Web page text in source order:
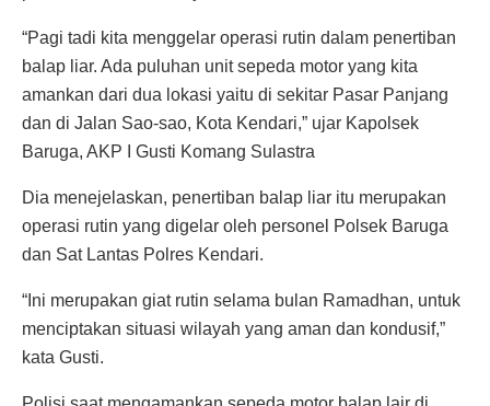
“Pagi tadi kita menggelar operasi rutin dalam penertiban
balap liar. Ada puluhan unit sepeda motor yang kita
amankan dari dua lokasi yaitu di sekitar Pasar Panjang
dan di Jalan Sao-sao, Kota Kendari,” ujar Kapolsek
Baruga, AKP I Gusti Komang Sulastra
Dia menejelaskan, penertiban balap liar itu merupakan
operasi rutin yang digelar oleh personel Polsek Baruga
dan Sat Lantas Polres Kendari.
“Ini merupakan giat rutin selama bulan Ramadhan, untuk
menciptakan situasi wilayah yang aman dan kondusif,”
kata Gusti.